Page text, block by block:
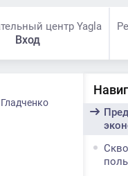
центр Yagla
Вход